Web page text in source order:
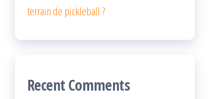
terrain de pickleball ?
Recent Comments